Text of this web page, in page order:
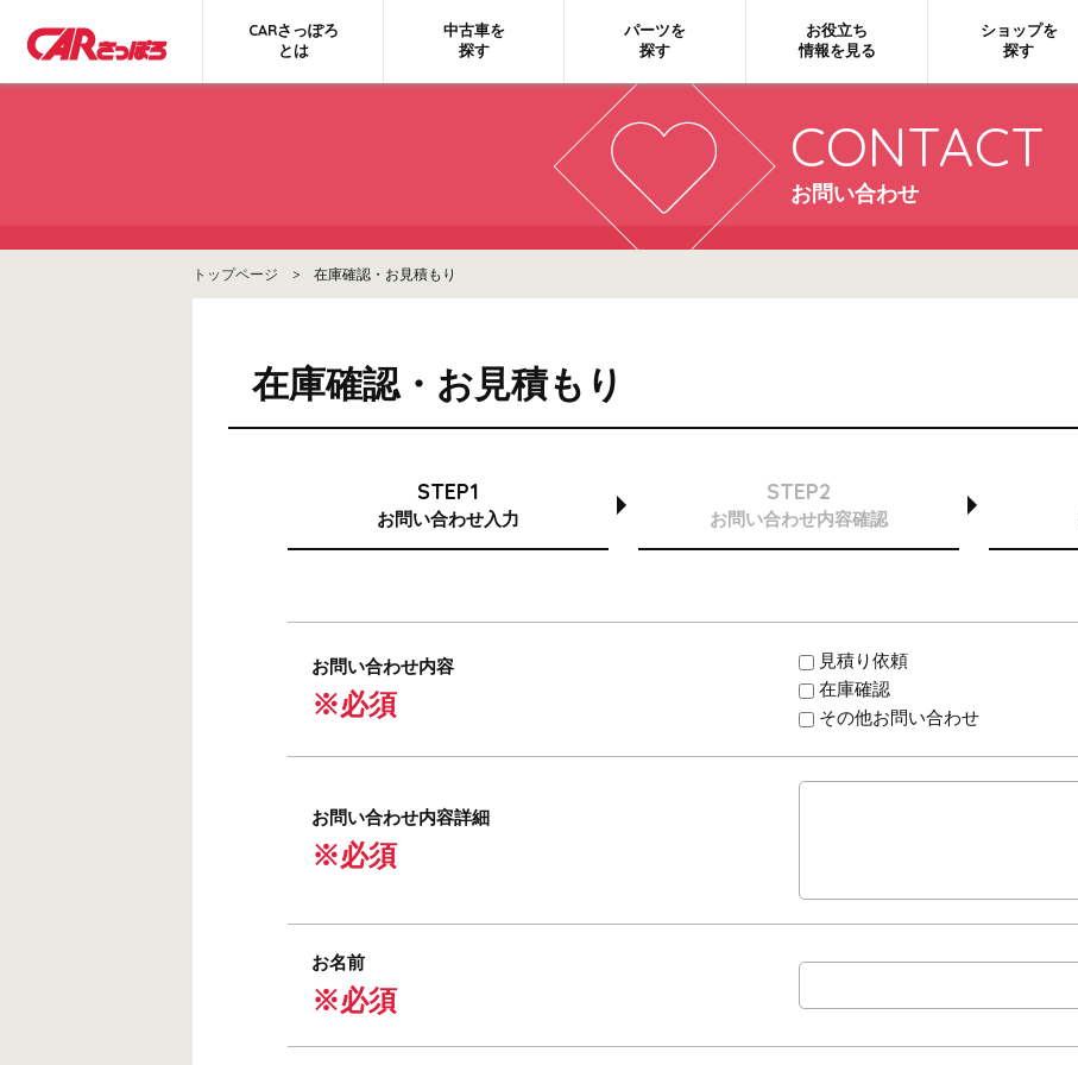
CARさっぽろ
とは
中古車を
探す
パーツを
探す
お役立ち
情報を見る
ショップを
探す
CONTACT
お問い合わせ
トップページ > 在庫確認・お見積もり
在庫確認・お見積もり
STEP1
お問い合わせ入力
STEP2
お問い合わせ内容確認
お問い合わせ内容
※必須
見積り依頼
在庫確認
その他お問い合わせ
お問い合わせ内容詳細
※必須
お名前
※必須